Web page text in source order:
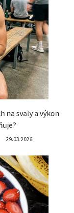
na svaly a výkon
29.03.2026